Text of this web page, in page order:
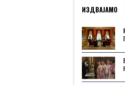
ИЗДВАЈАМО